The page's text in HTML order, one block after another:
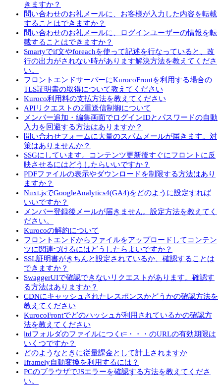
きますか？
問い合わせのお礼メールに、お客様が入力した内容を転載
することはできますか？
問い合わせのお礼メールに、ログインユーザーの情報を転
載することはできますか？
Smartyでif文やforeachを使って記述を行なっていると、改
行の出力がされない時があります解決方法を教えてくださ
い。
フロントエンドサーバーにKurocoFrontを利用する場合の
TLS証明書の取得について教えてください
Kuroco利用料の支払方法を教えてください
APIリクエストの2重送信制御について
メンバー追加・編集画面でログインIDとパスワードの自動
入力を回避する方法はありますか？
問い合わせフォームに大量のスパムメールが届きます。対
策はありませんか？
SSGにしています。コンテンツ更新後すぐにフロントに反
映させるにはどうしたらいいですか？
PDFファイルの表示やダウンロードを制限する方法はあり
ますか？
Nuxt.jsでGoogleAnalytics4(GA4)をどのように設定すれば
いいですか？
メンバー登録後メールが届きません。設定方法を教えてく
ださい。
Kurocoの解約について
フロントエンドからファイルをアップロードしてコンテン
ツに関連づけるにはどうしたらよいですか？
SSL証明書がきちんと設定されているか、確認することは
できますか？
SwaggerUIで確認できないリクエストがあります。確認す
る方法はありますか？
CDNにキャッシュされたレスポンスかどうかの確認方法を
教えてください
KurocoFrontでどのハッシュが利用されているかの確認方
法を教えてください
ltdフォルダのファイルにつくt=・・・のURLの有効期限は
いくつですか？
どのようなときに従量課金として計上されますか
Iframely自動変換を利用するには？
PCのブラウザでJSエラーを確認する方法を教えてくださ
い。